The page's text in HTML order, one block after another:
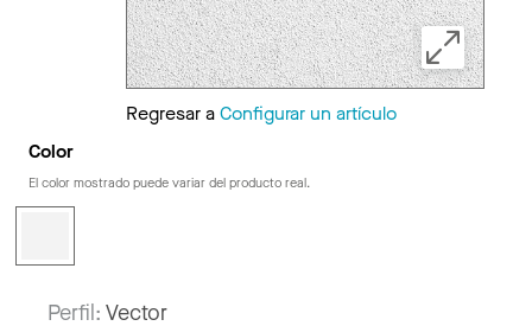
Regresar aConfigurar un artículo
Color
El color mostrado puede variar del producto real.
Perfil: Vector